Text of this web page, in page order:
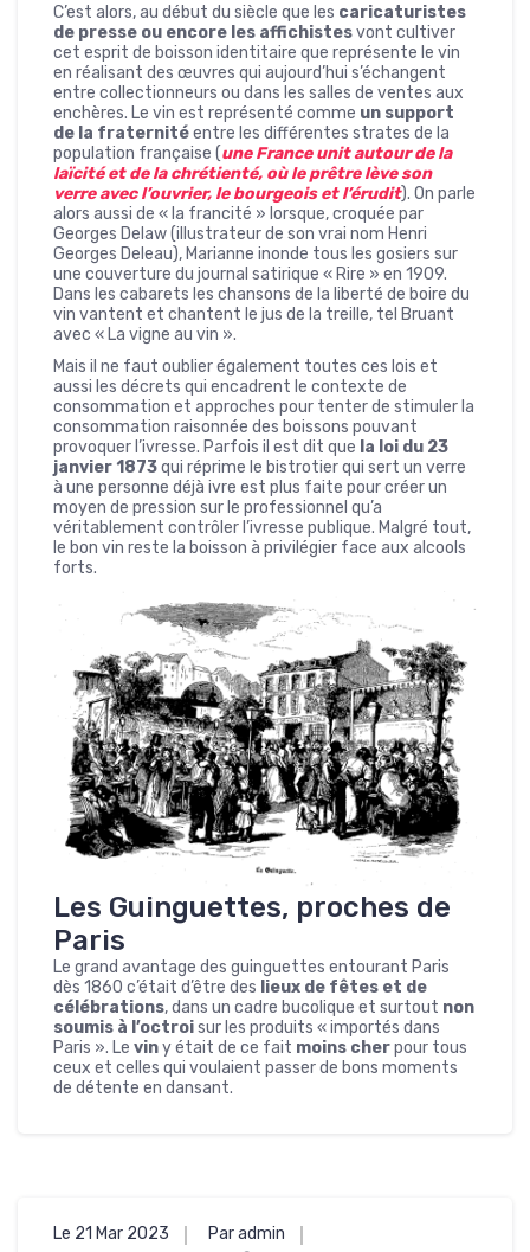
C’est alors, au début du siècle que les caricaturistes
de presse ou encore les affichistesvont cultiver
cet esprit de boisson identitaire que représente le vin
en réalisant des œuvres qui aujourd’hui s’échangent
entre collectionneurs ou dans les salles de ventes aux
enchères. Le vin est représenté comme un support
de la fraternitéentre les différentes strates de la
population française (une France unit autour de la
laïcité et de la chrétienté, où le prêtre lève son
verre avec l’ouvrier, le bourgeois et l’érudit). On parle
alors aussi de « la francité » lorsque, croquée par
Georges Delaw (illustrateur de son vrai nom Henri
Georges Deleau), Marianne inonde tous les gosiers sur
une couverture du journal satirique « Rire » en 1909.
Dans les cabarets les chansons de la liberté de boire du
vin vantent et chantent le jus de la treille, tel Bruant
avec « La vigne au vin ».
Mais il ne faut oublier également toutes ces lois et
aussi les décrets qui encadrent le contexte de
consommation et approches pour tenter de stimuler la
consommation raisonnée des boissons pouvant
provoquer l’ivresse. Parfois il est dit que la loi du 23
janvier 1873qui réprime le bistrotier qui sert un verre
à une personne déjà ivre est plus faite pour créer un
moyen de pression sur le professionnel qu’a
véritablement contrôler l’ivresse publique. Malgré tout,
le bon vin reste la boisson à privilégier face aux alcools
forts.
Les Guinguettes, proches de
Paris
Le grand avantage des guinguettes entourant Paris
dès 1860 c’était d’être des lieux de fêtes et de
célébrations, dans un cadre bucolique et surtout non
soumis à l’octroisur les produits « importés dans
Paris ». Le viny était de ce fait moins cherpour tous
ceux et celles qui voulaient passer de bons moments
de détente en dansant.
Le 21 Mar 2023
Par admin